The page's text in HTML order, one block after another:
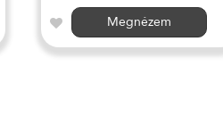
Megnézem